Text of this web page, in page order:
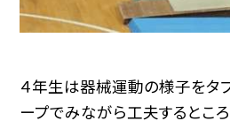
４年生は器械運動の様子をタ
ープでみながら工夫するとこ